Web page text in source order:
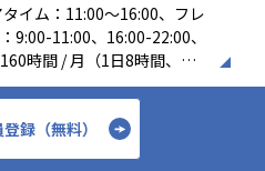
ル削減
等を用いたIaCの推
完結できるような支援施
AIを用いた運用自動化等の
イム：11:00～16:00、フレ
9:00-11:00、16:00-22:00、
時間 / 月（1日8時間、稼
ス制（コアタイムあり）
： 有（月平均20時間）
「人時生産性*をお
」
からの解放
録（無料）